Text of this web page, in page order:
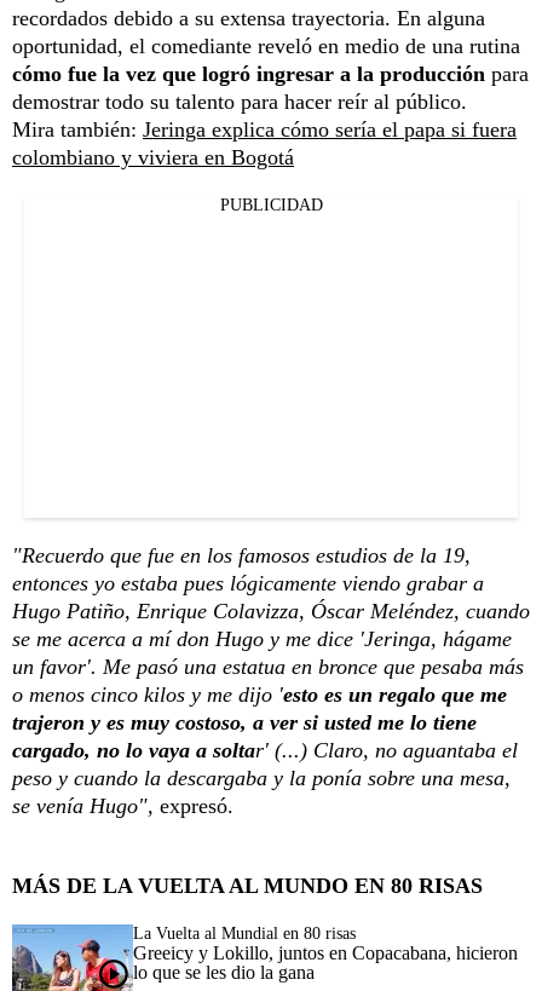
recordados debido a su extensa trayectoria. En alguna
oportunidad, el comediante reveló en medio de una rutina
cómo fue la vez que logró ingresar a la producción para
demostrar todo su talento para hacer reír al público.
Mira también: Jeringa explica cómo sería el papa si fuera
colombiano y viviera en Bogotá
PUBLICIDAD
"Recuerdo que fue en los famosos estudios de la 19,
entonces yo estaba pues lógicamente viendo grabar a
Hugo Patiño, Enrique Colavizza, Óscar Meléndez, cuando
se me acerca a mí don Hugo y me dice 'Jeringa, hágame
un favor'. Me pasó una estatua en bronce que pesaba más
o menos cinco kilos y me dijo 'esto es un regalo que me
trajeron y es muy costoso, a ver si usted me lo tiene
cargado, no lo vaya a soltar' (...) Claro, no aguantaba el
peso y cuando la descargaba y la ponía sobre una mesa,
se venía Hugo", expresó.
MÁS DE LA VUELTA AL MUNDO EN 80 RISAS
La Vuelta al Mundial en 80 risas
Greeicy y Lokillo, juntos en Copacabana, hicieron
lo que se les dio la gana